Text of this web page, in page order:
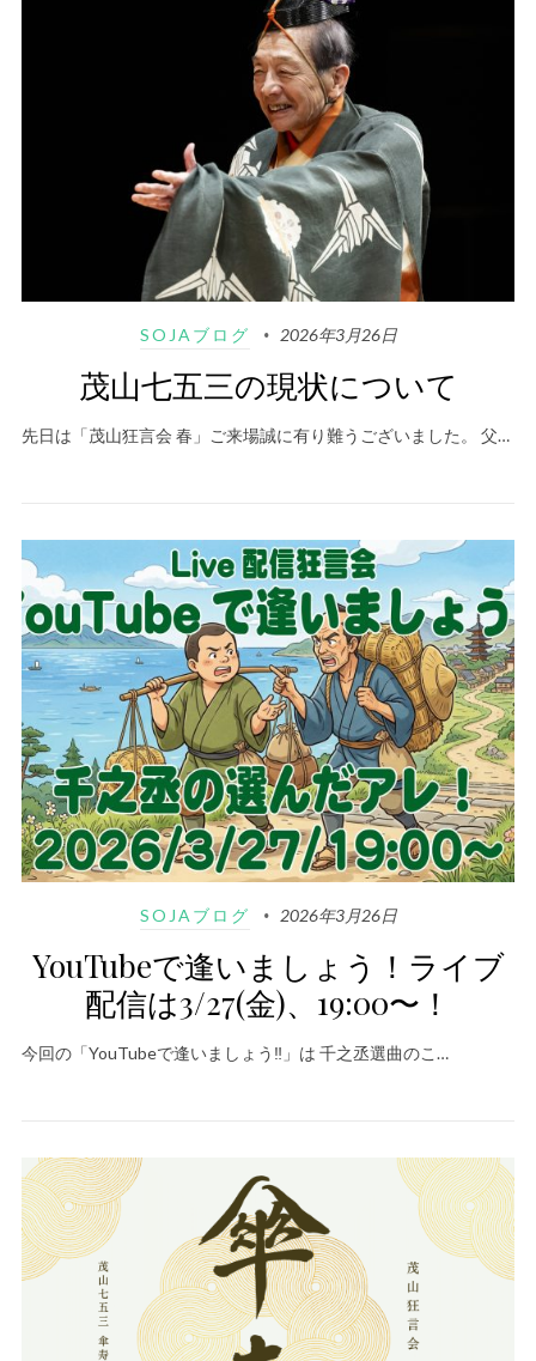
SOJAブログ 2026年3月26日
茂山七五三の現状について
先日は「茂山狂言会 春」ご来場誠に有り難うございました。 父…
SOJAブログ 2026年3月26日
YouTubeで逢いましょう！ライブ
配信は3/27(金)、19:00〜！
今回の「YouTubeで逢いましょう‼️」は 千之丞選曲のこ…